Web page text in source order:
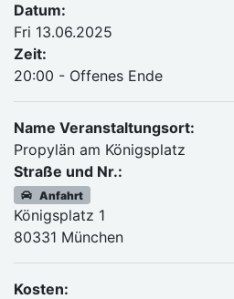
Datum:
Fri 13.06.2025
Zeit:
20:00 - Offenes Ende
Name Veranstaltungsort:
Propylän am Königsplatz
Straße und Nr.:
Anfahrt
Königsplatz 1
80331 München
Kosten: